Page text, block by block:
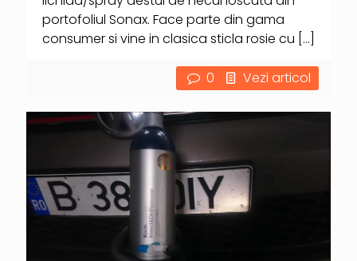
portofoliul Sonax. Face parte din gama
consumer si vine in clasica sticla rosie cu […]
0 Vezi articol